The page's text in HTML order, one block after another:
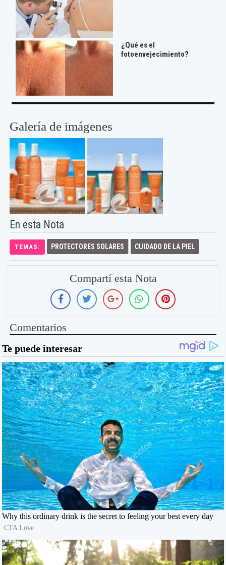
¿Qué es el
fotoenvejecimiento?
Galería de imágenes
En esta Nota
TEMAS: PROTECTORES SOLARES CUIDADO DE LA PIEL
Compartí esta Nota
Comentarios